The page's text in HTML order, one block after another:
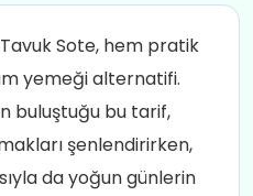
Sote, hem pratik
yemeği alternatifi.
buluştuğu bu tarif,
şenlendirirken,
da yoğun günlerin